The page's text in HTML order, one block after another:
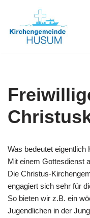
Zum
Was bedeutet eigentlich
Mit einem Gottesdienst
Die Christus-
engagiert sich sehr für
So bieten wir z.B. ein
Jugendlichen in der